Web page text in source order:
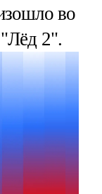
во
2".